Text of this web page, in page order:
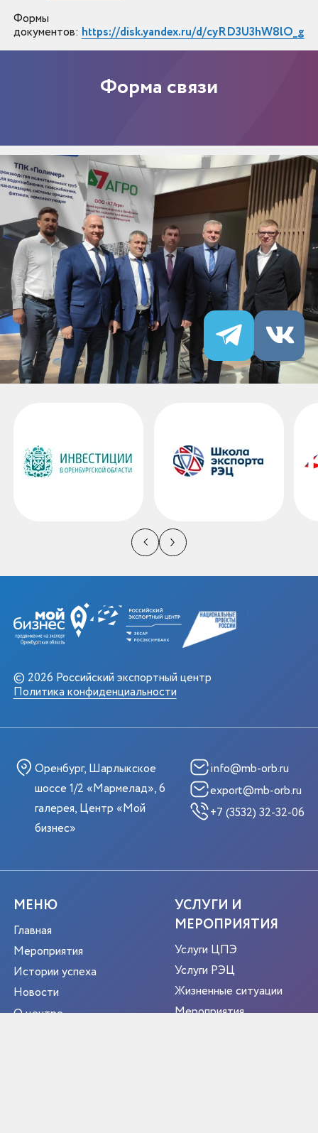
Формы
документов: https://disk.yandex.ru/d/cyRD3U3hW8lO_g
Форма связи
© 2026 Российский экспортный центр
Политика конфиденциальности
Оренбург, Шарлыкское
шоссе 1/2 «Мармелад», 6
галерея, Центр «Мой
бизнес»
info@mb-orb.ru
export@mb-orb.ru
+7 (3532) 32-32-06
МЕНЮ
Главная
Мероприятия
Истории успеха
Новости
О центре
УСЛУГИ И
МЕРОПРИЯТИЯ
Услуги ЦПЭ
Услуги РЭЦ
Жизненные ситуации
Мероприятия